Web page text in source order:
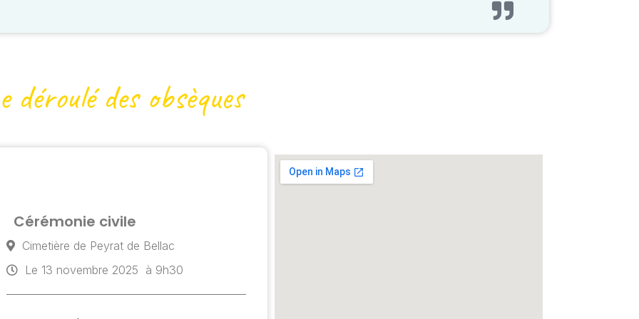
déroulé des obsèques
Cérémonie civile
Cimetière de Peyrat de Bellac
Le 13 novembre 2025 à 9h30